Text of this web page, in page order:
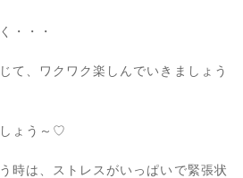
・・・
て、ワクワク楽しんでいきましょう
ょう～♡
時は、ストレスがいっぱいで緊張状